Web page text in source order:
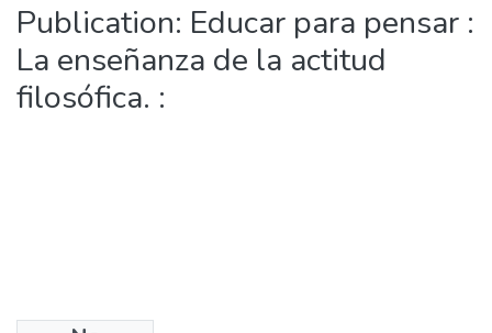
Publication: Educar para pensar :
La enseñanza de la actitud
filosófica. :